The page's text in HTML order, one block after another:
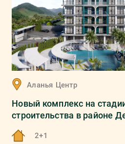
Аланья Центр
Новый комплекс на
строительства в районе
2+1